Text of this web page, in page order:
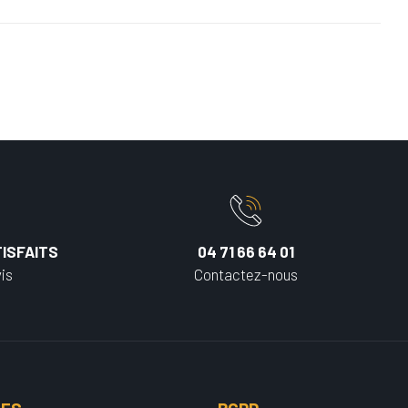
04 71 66 64 01
Contactez-nous